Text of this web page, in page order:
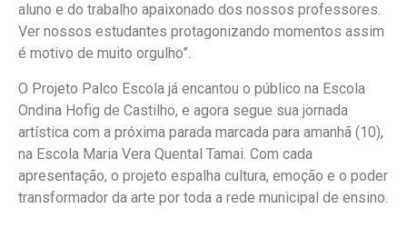
aluno e do trabalho apaixonado dos nossos professores.
Ver nossos estudantes protagonizando momentos assim
é motivo de muito orgulho”.
O Projeto Palco Escola já encantou o público na Escola
Ondina Hofig de Castilho, e agora segue sua jornada
artística com a próxima parada marcada para amanhã (10),
na Escola Maria Vera Quental Tamai. Com cada
apresentação, o projeto espalha cultura, emoção e o poder
transformador da arte por toda a rede municipal de ensino.